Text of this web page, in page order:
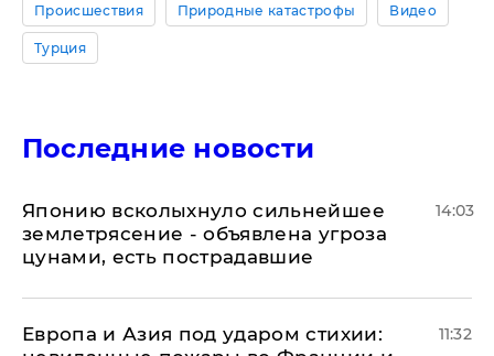
Происшествия Природные катастрофы Видео
Турция
Последние новости
Японию всколыхнуло сильнейшее
землетрясение - объявлена угроза
цунами, есть пострадавшие
14:03
Европа и Азия под ударом стихии:
11:32